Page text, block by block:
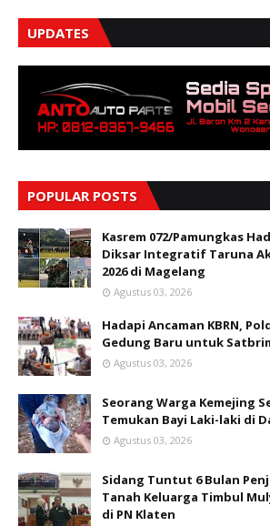
UPDATES
POPULAR POSTS
Kasrem 072/Pamungkas
Diksar Integratif Taruna
2026 di Magelang
Agustus 03, 2026
Hadapi Ancaman KBRN,
Gedung Baru untuk
Agustus 03, 2026
Seorang Warga Kemejing
Temukan Bayi Laki-laki di
Agustus 03, 2026
Sidang Tuntut 6 Bulan
Tanah Keluarga Timbul
di PN Klaten